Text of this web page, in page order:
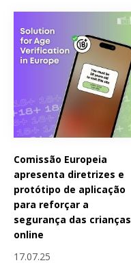
Comissão Europeia
apresenta diretrizes e
protótipo de aplicação
para reforçar a
segurança das crianças
online
17.07.25